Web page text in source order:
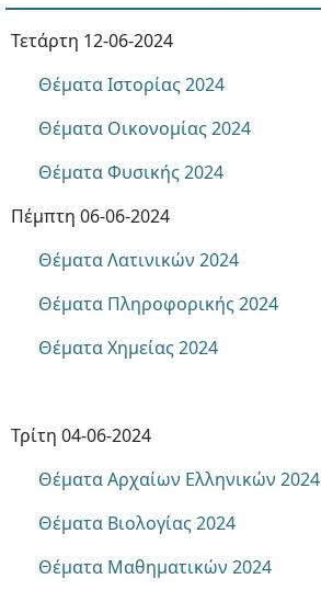
Τετάρτη 12-06-2024
Θέματα Ιστορίας 2024
Θέματα Οικονομίας 2024
Θέματα Φυσικής 2024
Πέμπτη 06-06-2024
Θέματα Λατινικών 2024
Θέματα Πληροφορικής 2024
Θέματα Χημείας 2024
Τρίτη 04-06-2024
Θέματα Αρχαίων Ελληνικών 2024
Θέματα Βιολογίας 2024
Θέματα Μαθηματικών 2024